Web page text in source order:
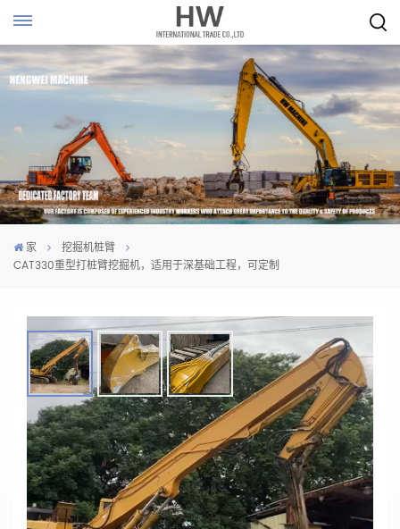
家
挖掘机桩臂
CAT330重型打桩臂挖掘机，适用于深基础工程，可定制
CAT330重型打桩臂挖掘机，适用于深基础工
程，可定制
主要参数
型号 CAT330